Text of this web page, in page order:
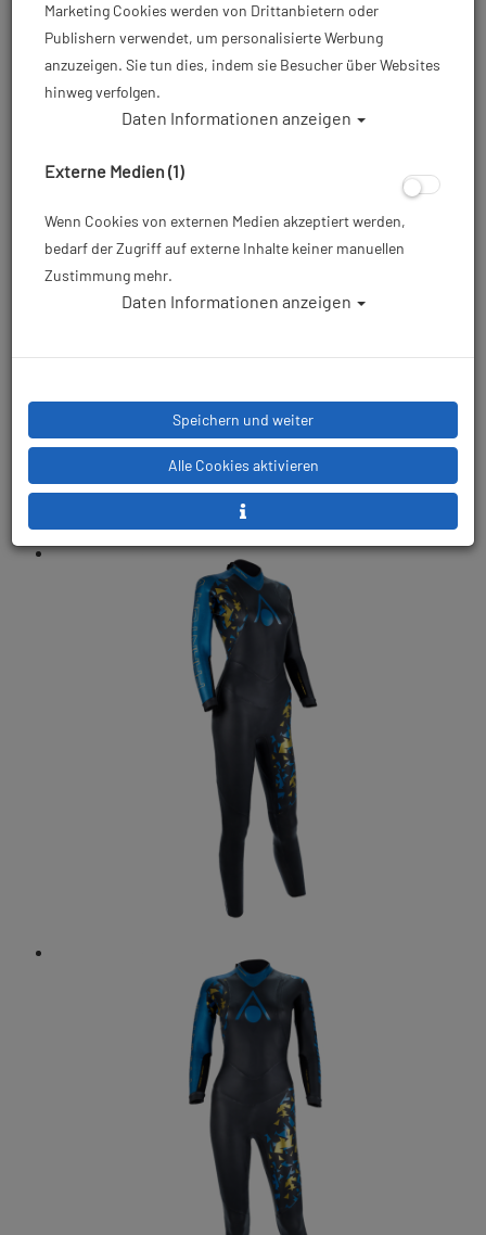
Marketing Cookies werden von Drittanbietern oder
Publishern verwendet, um personalisierte Werbung
anzuzeigen. Sie tun dies, indem sie Besucher über Websites
hinweg verfolgen.
Daten Informationen anzeigen
Externe Medien (1)
Wenn Cookies von externen Medien akzeptiert werden,
bedarf der Zugriff auf externe Inhalte keiner manuellen
Zustimmung mehr.
Daten Informationen anzeigen
Speichern und weiter
Alle Cookies aktivieren